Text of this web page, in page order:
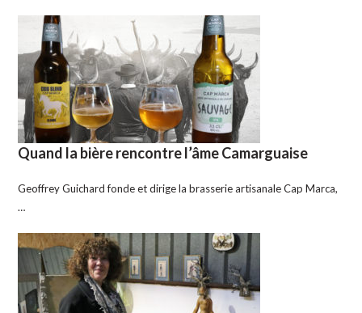
Quand la bière rencontre l’âme Camarguaise
Geoffrey Guichard fonde et dirige la brasserie artisanale Cap Marca,
…